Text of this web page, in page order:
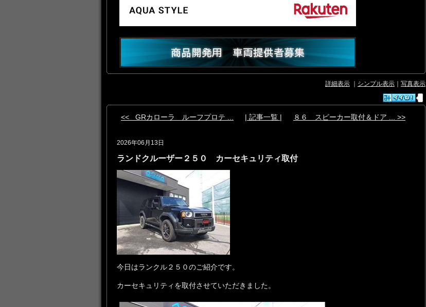
詳細表示 シンプル表示 写真表示
<< GRカローラ ルーフプロテ ... | 記事一覧 | ８６ スピーカー取付＆ドア ... >>
2026年06月13日
ランドクルーザー２５０ カーセキュリティ取付
今日はランクル２５０のご紹介です。
カーセキュリティを取付させていただきました。